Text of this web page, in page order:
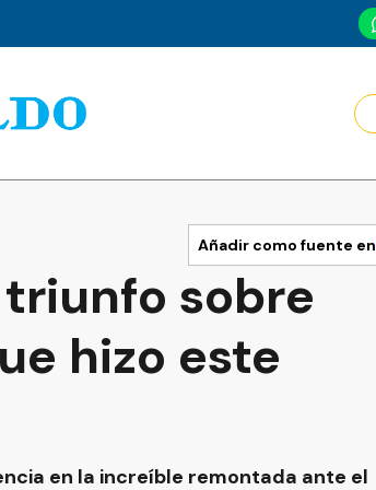
Añadir como fuente en
sobre
hizo este
en la increíble remontada ante el